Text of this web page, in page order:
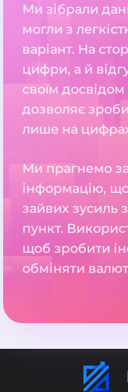
Ми зібрали
могли з
варіант. На
цифри, а й
своїм
дозволяє
лише на
Ми прагнемо
інформацію,
зайвих зусиль
пункт.
щоб зробити
обміняти